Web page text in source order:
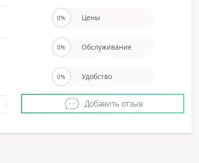
0% Цены
0% Обслуживание
0% Удобство
Добавить отзыв